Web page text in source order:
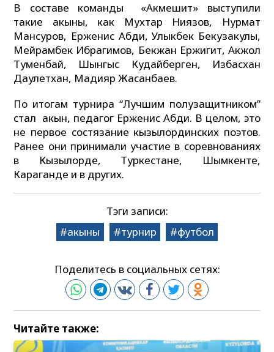
В составе команды «Акмешит» выступили
такие акыны, как Мухтар Ниязов, Нурмат
Мансуров, Ерженис Абди, Улыкбек Бекузакулы,
Мейрамбек Ибрагимов, Бекжан Ержигит, Акжол
Туменбай, Шынгыс Кудайберген, Избасхан
Даулетхан, Мадияр Жасанбаев.
По итогам турнира “Лучшим полузащитником”
стал акын, педагог Ерженис Абди. В целом, это
не первое состязание кызылординских поэтов.
Ранее они принимали участие в соревнованиях
в Кызылорде, Туркестане, Шымкенте,
Караганде и в других.
Тэги записи:
акыны
турнир футбол
Поделитесь в социальных сетях:
Читайте также: